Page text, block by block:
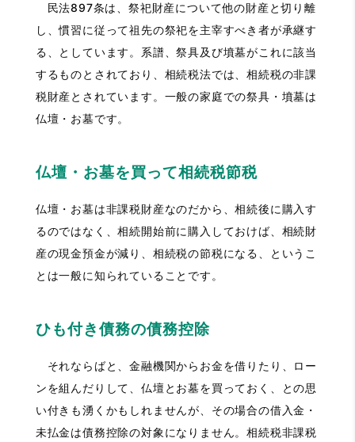
民法897条は、祭祀財産について他の財産と切り離
し、慣習に従って祖先の祭祀を主宰すべき者が承継す
る、としています。系譜、祭具及び墳墓がこれに該当
するものとされており、相続税法では、相続税の非課
税財産とされています。一般の家庭での祭具・墳墓は
仏壇・お墓です。
仏壇・お墓を買って相続税節税
仏壇・お墓は非課税財産なのだから、相続後に購入す
るのではなく、相続開始前に購入しておけば、相続財
産の現金預金が減り、相続税の節税になる、というこ
とは一般に知られていることです。
ひも付き債務の債務控除
それならばと、金融機関からお金を借りたり、ロー
ンを組んだりして、仏壇とお墓を買っておく、との思
い付きも湧くかもしれませんが、その場合の借入金・
未払金は債務控除の対象になりません。相続税非課税